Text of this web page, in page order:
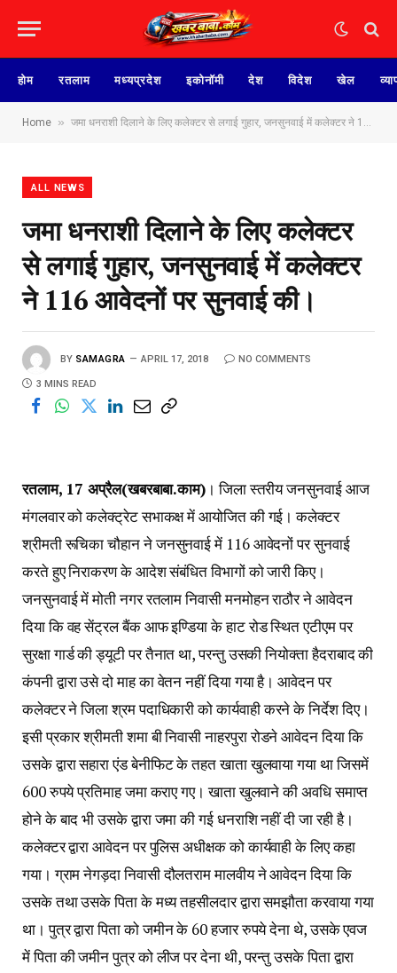
होम रतलाम मध्यप्रदेश इकोनॉमी देश विदेश खेल
Home » जमा धनराशी दिलाने के लिए कलेक्टर से लगाई गुहार, जनसुनवाई में कलेक्टर ने 116 आवेदनों पर सुनवाई की।
ALL NEWS
जमा धनराशी दिलाने के लिए कलेक्टर
से लगाई गुहार, जनसुनवाई में कलेक्टर
ने 116 आवेदनों पर सुनवाई की।
BY SAMAGRA APRIL 17, 2018 NO COMMENTS
3 MINS READ
रतलाम, 17 अप्रैल(खबरबाबा.काम) । जिला स्तरीय जनसुनवाई आज
मंगलवार को कलेक्ट्रेट सभाकक्ष में आयोजित की गई। कलेक्टर
श्रीमती रूचिका चौहान ने जनसुनवाई में 116 आवेदनों पर सुनवाई
करते हुए निराकरण के आदेश संबंधित विभागों को जारी किए।
जनसुनवाई में मोती नगर रतलाम निवासी मनमोहन राठौर ने आवेदन
दिया कि वह सेंट्रल बैंक आफ इण्डिया के हाट रोड स्थित एटीएम पर
सुरक्षा गार्ड की ड्यूटी पर तैनात था, परन्तु उसकी नियोक्ता हैदराबाद की
कंपनी द्वारा उसे दो माह का वेतन नहीं दिया गया है। आवेदन पर
कलेक्टर ने जिला श्रम पदाधिकारी को कार्यवाही करने के निर्देश दिए।
इसी प्रकार श्रीमती शमा बी निवासी नाहरपुरा रोडने आवेदन दिया कि
उसके द्वारा सहारा एंड बेनीफिट के तहत खाता खुलवाया गया था जिसमें
600 रुपये प्रतिमाह जमा कराए गए। खाता खुलवाने की अवधि समाप्त
होने के बाद भी उसके द्वारा जमा की गई धनराशि नहीं दी जा रही है।
कलेक्टर द्वारा आवेदन पर पुलिस अधीक्षक को कार्यवाही के लिए कहा
गया। ग्राम नेगड़दा निवासी दौलतराम मालवीय ने आवेदन दिया कि
उसके तथा उसके पिता के मध्य तहसीलदार द्वारा समझौता करवाया गया
था। पुत्र द्वारा पिता को जमीन के 60 हजार रुपये देना थे, उसके एवज
में पिता की जमीन पुत्र को लीज पर देना थी, परन्तु उसके पिता द्वारा